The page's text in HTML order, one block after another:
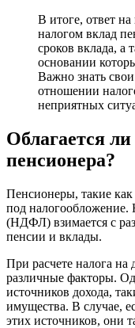
В итоге, ответ на
налогом вклад
сроков вклада, а
основании
Важно знать
отношении
неприятных
Облагается
пенсионера?
Пенсионеры, такие
под налогообложение.
(НДФЛ) взимается с
пенсии и вклады.
При расчете налога
различные факторы.
источников дохода,
имущества. В случае,
этих источников, они